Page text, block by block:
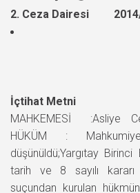
2. Ceza Dairesi 2014/
İçtihat Metni
MAHKEMESİ :Asliye
HÜKÜM :
düşünüldü;Yargıtay
tarih ve 8 sayılı kararı
suçundan kurulan